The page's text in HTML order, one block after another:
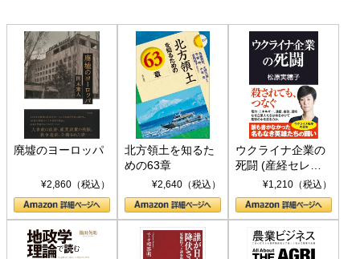
廃墟のヨーロッパ
¥2,860（税込）
北方領土を知るた
めの63章
¥2,640（税込）
ウクライナ企業の
死闘 (産経セレク
ト S 039)¥1,210（税込）